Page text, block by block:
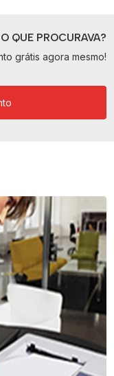
QUE PROCURAVA?
grátis agora mesmo!